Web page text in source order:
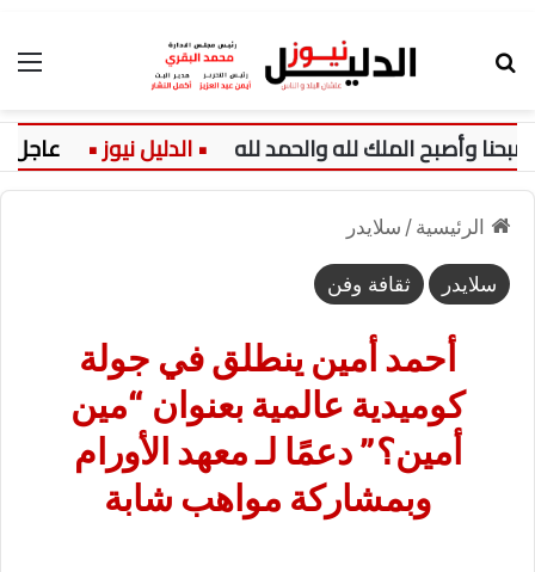
عاجل:
الرئيسية / سلايدر
سلايدر ثقافة وفن
أحمد أمين ينطلق في جولة
كوميدية عالمية بعنوان “مين
أمين؟” دعمًا لـ معهد الأورام
وبمشاركة مواهب شابة